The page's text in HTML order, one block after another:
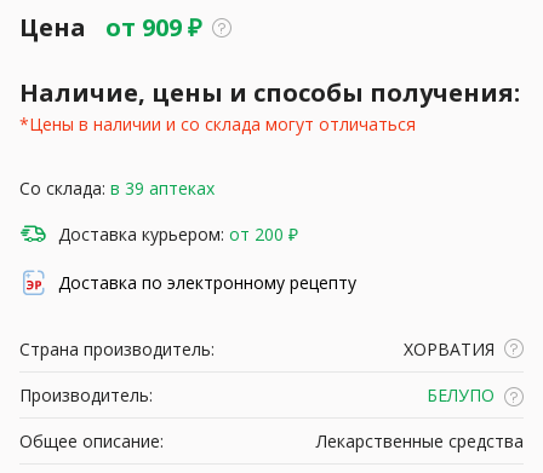
Цена от 909₽
Наличие, цены и способы получения:
*Цены в наличии и со склада могут отличаться
Со склада: в 39 аптеках
Доставка курьером: от 200 ₽
Доставка по электронному рецепту
Страна производитель:
ХОРВАТИЯ
Производитель:
БЕЛУПО
Общее описание:
Лекарственные средства